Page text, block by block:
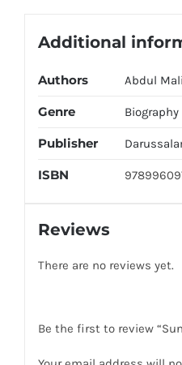
Additional
Authors Abdul
Genre Biography
Publisher
ISBN
Reviews
There are no reviews yet.
Be the first to review